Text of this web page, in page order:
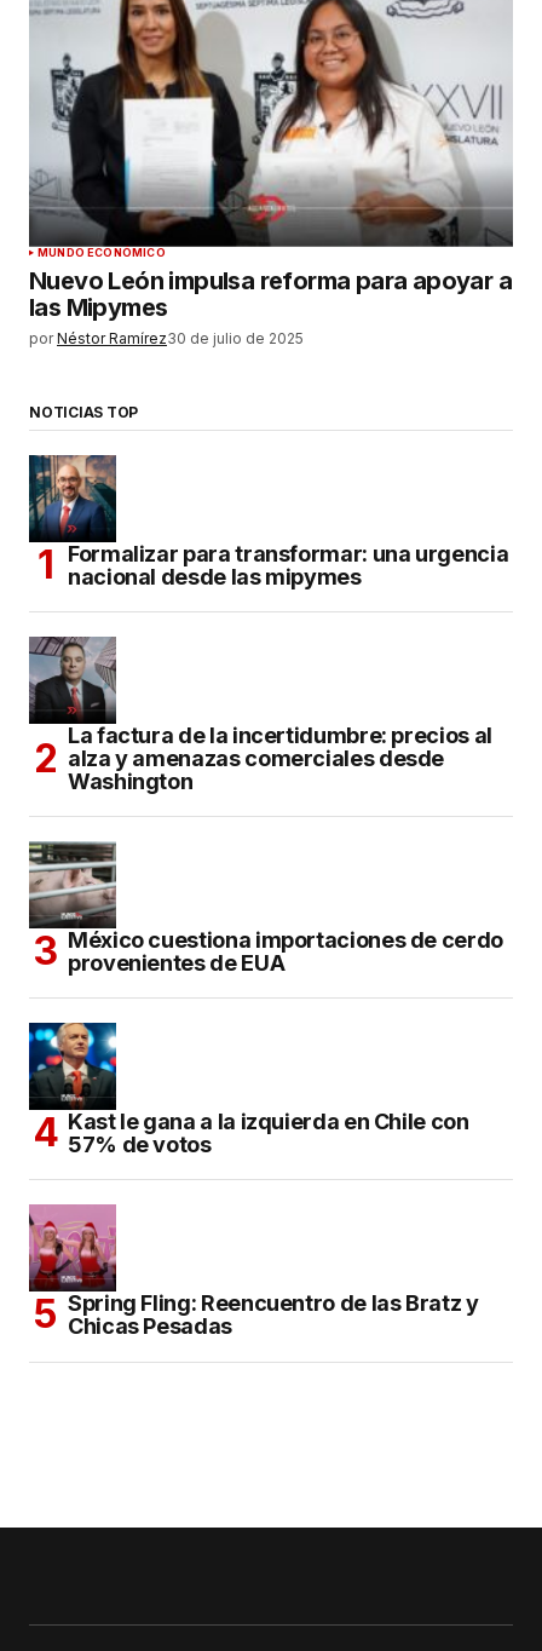
MUNDO ECONÓMICO
Nuevo León impulsa reforma para apoyar a
las Mipymes
por Néstor Ramírez30 de julio de 2025
NOTICIAS TOP
Formalizar para transformar: una urgencia
nacional desde las mipymes
La factura de la incertidumbre: precios al
alza y amenazas comerciales desde
Washington
México cuestiona importaciones de cerdo
provenientes de EUA
Kast le gana a la izquierda en Chile con
57% de votos
Spring Fling: Reencuentro de las Bratz y
Chicas Pesadas